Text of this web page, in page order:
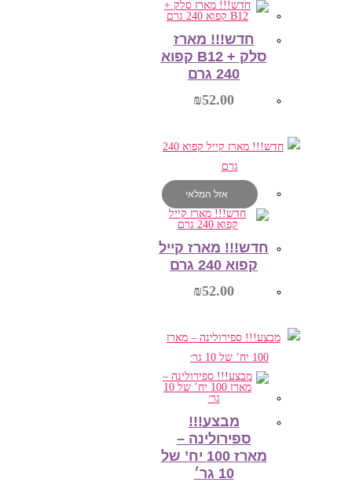
מידע נוסף
חדש!!! מארז
סלק + B12 קפוא
240 גרם
₪52.00
הוספה לסל
אזל המלאי
חדש!!! מארז קייל
קפוא 240 גרם
₪52.00
מידע נוסף
מבצע!!!
ספירולינה –
מארז 100 יח’ של
10 גר׳